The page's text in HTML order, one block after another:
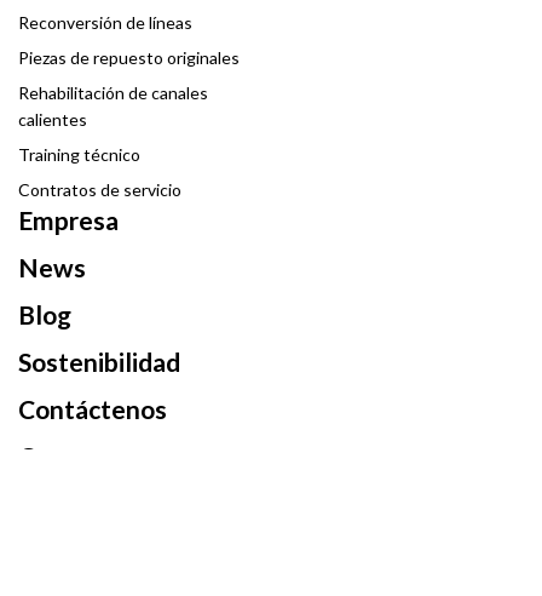
Reconversión de líneas
Piezas de repuesto originales
Rehabilitación de canales
calientes
Training técnico
Contratos de servicio
Empresa
News
Blog
Sostenibilidad
Contáctenos
Carrera